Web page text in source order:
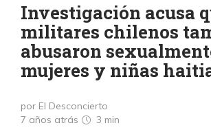
Investigación acusa
militares chilenos
abusaron
mujeres y niñas
por El Desconcierto
7 años atrás
3 min